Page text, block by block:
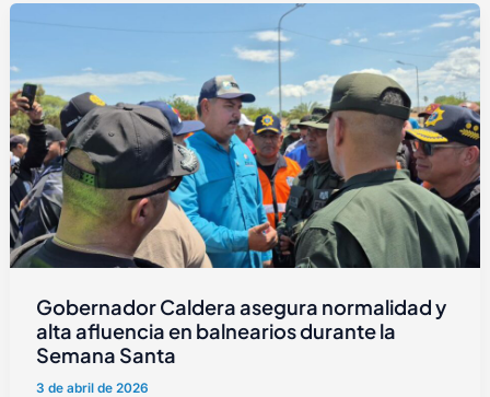
Gobernador Caldera asegura normalidad y
alta afluencia en balnearios durante la
Semana Santa
3 de abril de 2026